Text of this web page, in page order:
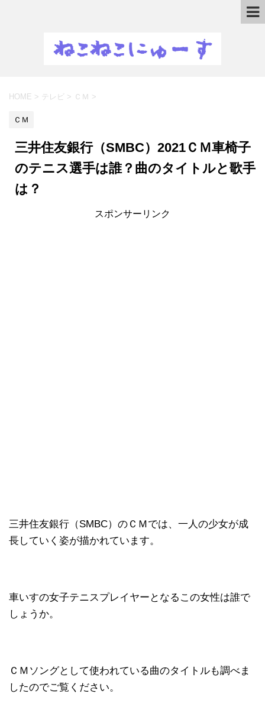
HOME > テレビ > ＣＭ >
ＣＭ
三井住友銀行（SMBC）2021ＣＭ車椅子
のテニス選手は誰？曲のタイトルと歌手
は？
スポンサーリンク
三井住友銀行（SMBC）のＣＭでは、一人の少女が成
長していく姿が描かれています。
車いすの女子テニスプレイヤーとなるこの女性は誰で
しょうか。
ＣＭソングとして使われている曲のタイトルも調べま
したのでご覧ください。